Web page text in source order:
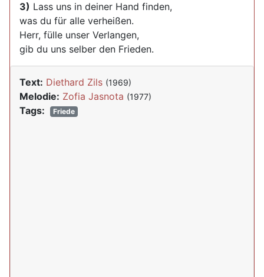
3) Lass uns in deiner Hand finden,
was du für alle verheißen.
Herr, fülle unser Verlangen,
gib du uns selber den Frieden.
Text: Diethard Zils (1969)
Melodie: Zofia Jasnota (1977)
Tags: Friede